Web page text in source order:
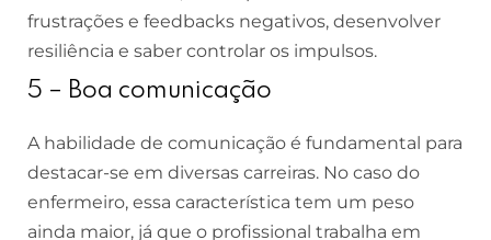
frustrações e feedbacks negativos, desenvolver
resiliência e saber controlar os impulsos.
5 – Boa comunicação
A habilidade de comunicação é fundamental para
destacar-se em diversas carreiras. No caso do
enfermeiro, essa característica tem um peso
ainda maior, já que o profissional trabalha em